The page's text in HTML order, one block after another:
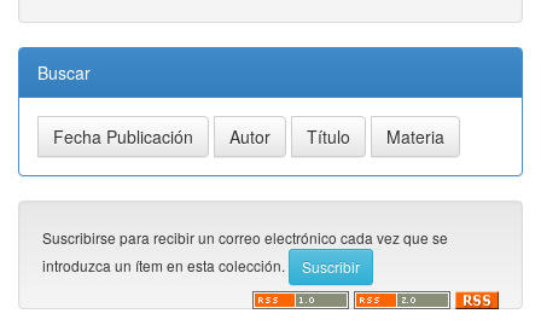
Buscar
Suscribirse para recibir un correo electrónico cada vez que se
introduzca un ítem en esta colección.